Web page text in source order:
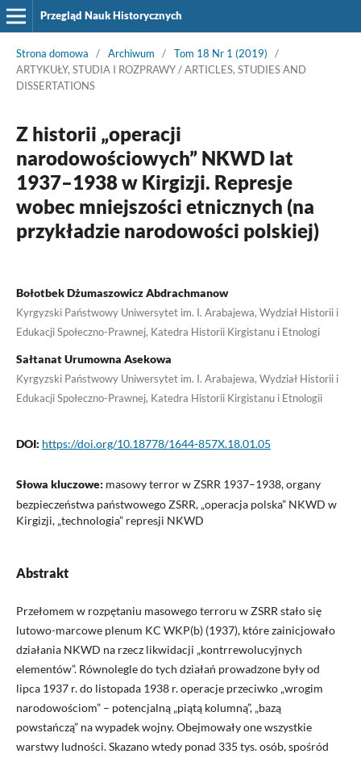
Przegląd Nauk Historycznych
Strona domowa / Archiwum / Tom 18 Nr 1 (2019)
/
ARTYKUŁY, STUDIA I ROZPRAWY / ARTICLES, STUDIES AND
DISSERTATIONS
Z historii „operacji
narodowościowych” NKWD lat
1937–1938 w Kirgizji. Represje
wobec mniejszości etnicznych (na
przykładzie narodowości polskiej)
Bołotbek Dżumaszowicz Abdrachmanow
Kyrgyzski Państwowy Uniwersytet im. I. Arabajewa, Wydział Historii i
Edukacji Społeczno-Prawnej, Katedra Historii Kirgistanu i Etnologi
Sałtanat Urumowna Asekowa
Kyrgyzski Państwowy Uniwersytet im. I. Arabajewa, Wydział Historii i
Edukacji Społeczno-Prawnej, Katedra Historii Kirgistanu i Etnologii
DOI: https://doi.org/10.18778/1644-857X.18.01.05
Słowa kluczowe: masowy terror w ZSRR 1937–1938, organy
bezpieczeństwa państwowego ZSRR, „operacja polska” NKWD w
Kirgizji, „technologia” represji NKWD
Abstrakt
Przełomem w rozpętaniu masowego terroru w ZSRR stało się
lutowo-marcowe plenum KC WKP(b) (1937), które zainicjowało
działania NKWD na rzecz likwidacji „kontrrewolucyjnych
elementów”. Równolegle do tych działań prowadzone były od
lipca 1937 r. do listopada 1938 r. operacje przeciwko „wrogim
narodowościom” – potencjalną „piątą kolumną”, „bazą
powstańczą” na wypadek wojny. Obejmowały one wszystkie
warstwy ludności. Skazano wtedy ponad 335 tys. osób, spośród